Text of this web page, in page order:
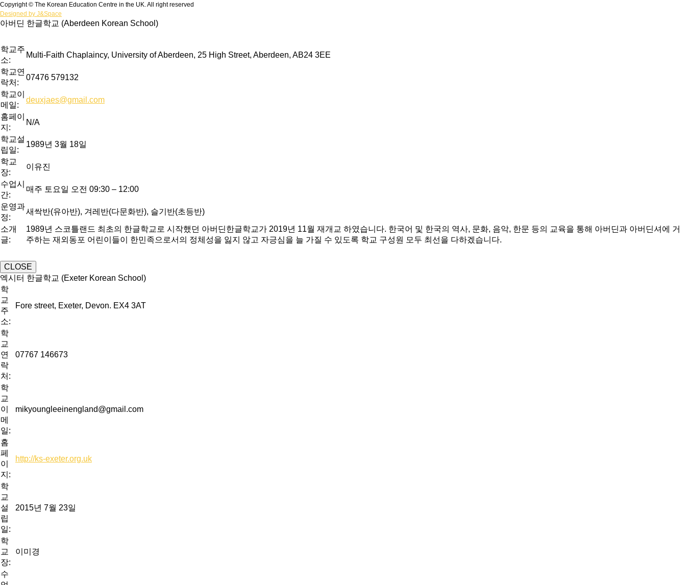
Copyright © The Korean Education Centre in the UK. All right reserved
Designed by J&Space
아버딘 한글학교 (Aberdeen Korean School)
학교주
소:
Multi-Faith Chaplaincy, University of Aberdeen, 25 High Street, Aberdeen, AB24 3EE
학교연
락처:
07476 579132
학교이
메일:
deuxjaes@gmail.com
홈페이
지:
N/A
학교설
립일:
1989년 3월 18일
학교
장:
이유진
수업시
간:
매주 토요일 오전 09:30 – 12:00
운영과
정:
새싹반(유아반), 겨레반(다문화반), 슬기반(초등반)
소개
글:
1989년 스코틀랜드 최초의 한글학교로 시작했던 아버딘한글학교가 2019년 11월 재개교 하였습니다. 한국어 및 한국의 역사, 문화, 음악, 한문 등의 교육을 통해 아버딘과 아버딘셔에 거
주하는 재외동포 어린이들이 한민족으로서의 정체성을 잃지 않고 자긍심을 늘 가질 수 있도록 학교 구성원 모두 최선을 다하겠습니다.
CLOSE
엑시터 한글학교 (Exeter Korean School)
학
교
주
소:
Fore street, Exeter, Devon. EX4 3AT
학
교
연
락
처:
07767 146673
학
교
이
메
일:
mikyoungleeinengland@gmail.com
홈
페
이
지:
http://ks-exeter.org.uk
학
교
설
립
일:
2015년 7월 23일
학
교
장:
이미경
수